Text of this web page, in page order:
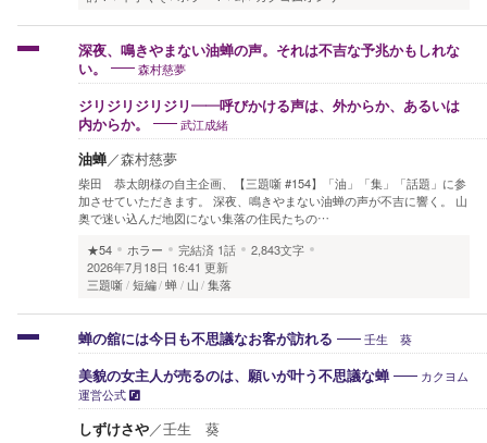
深夜、鳴きやまない油蝉の声。それは不吉な予兆かもしれな
い。
森村慈夢
ジリジリジリジリ――呼びかける声は、外からか、あるいは
内からか。
武江成緒
油蝉／森村慈夢
柴田 恭太朗様の自主企画、【三題噺 #154】「油」「集」「話題」に参
加させていただきます。 深夜、鳴きやまない油蝉の声が不吉に響く。 山
奥で迷い込んだ地図にない集落の住民たちの…
★54
ホラー 完結済 1話
2,843文字
2026年7月18日 16:41 更新
三題噺 短編 蝉 山 集落
蝉の舘には今日も不思議なお客が訪れる 壬生 葵
美貌の女主人が売るのは、願いが叶う不思議な蝉
カクヨム
運営公式
しずけさや／壬生 葵